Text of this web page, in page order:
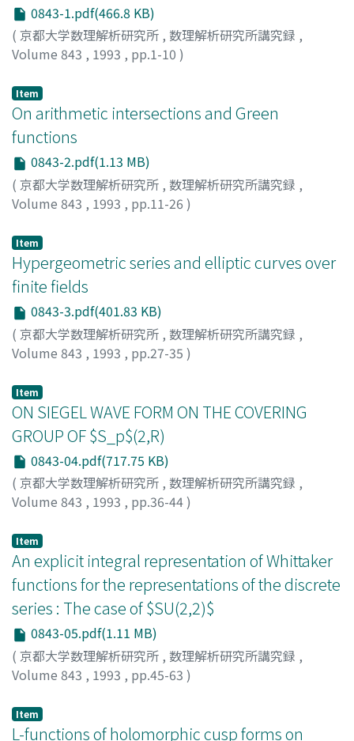
0843-1.pdf(466.8 KB)
( 京都大学数理解析研究所 , 数理解析研究所講究録 ,
Volume 843 , 1993 , pp.1-10 )
Item
On arithmetic intersections and Green
functions
0843-2.pdf(1.13 MB)
( 京都大学数理解析研究所 , 数理解析研究所講究録 ,
Volume 843 , 1993 , pp.11-26 )
Item
Hypergeometric series and elliptic curves over
finite fields
0843-3.pdf(401.83 KB)
( 京都大学数理解析研究所 , 数理解析研究所講究録 ,
Volume 843 , 1993 , pp.27-35 )
Item
ON SIEGEL WAVE FORM ON THE COVERING
GROUP OF $S_p$(2,R)
0843-04.pdf(717.75 KB)
( 京都大学数理解析研究所 , 数理解析研究所講究録 ,
Volume 843 , 1993 , pp.36-44)
Item
An explicit integral representation of Whittaker
functions for the representations of the discrete
series : The case of $SU(2,2)$
0843-05.pdf(1.11 MB)
( 京都大学数理解析研究所 , 数理解析研究所講究録 ,
Volume 843 , 1993 , pp.45-63 )
Item
L-functions of holomorphic cusp forms on